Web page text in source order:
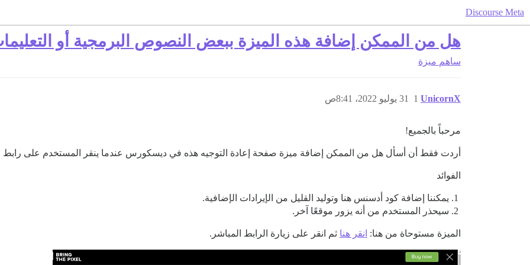
Discourse Meta
هل من الممكن إضافة هذه الميزة ببعض النصوص البرمجية أو
ساهم ميزة
UnicornX 31 يوليو 2022، 8:41ص 1
مرحباً بالجميع!
أردت فقط أن أسأل هل من الممكن إضافة ميزة صفحة إعادة التوجيه هذه في ديسكورس عندما ينقر المستخدم على
الفوائد
يمكننا إضافة كود أدسنس هنا وتوليد القليل من الإيرادات الإضافية.
سيحذر المستخدم من أنه يزور موقعًا آخر.
الميزة مستوحاة من هنا: انقر هنا ثم انقر على زيارة الرابط المباشر.